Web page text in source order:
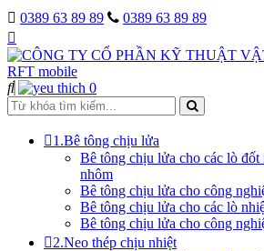
0389 63 89 89 0389 63 89 89
0
1.Bê tông chịu lửa
Bê tông chịu lửa cho các lò đốt
nhôm
Bê tông chịu lửa cho công
Bê tông chịu lửa cho các lò
Bê tông chịu lửa cho công
2.Neo thép chịu nhiệt